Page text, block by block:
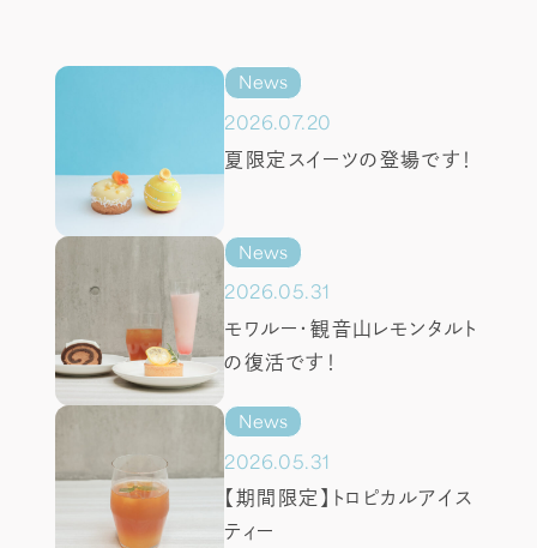
オーダーケーキ
焼き菓子
ギフト
アクセス
インフォメーション
011-641-0707
News
2026.07.20
夏限定スイーツの登場です！
News
2026.05.31
モワルー・観音山レモンタルト
の復活です！
News
2026.05.31
【期間限定】トロピカルアイス
ティー